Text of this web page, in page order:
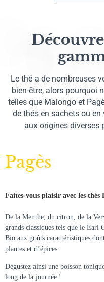
Le thé a de nombreuses
bien-être, alors pourquoi
telles que Malongo et
de thés en sachets ou
aux origines diverses
Pagès
Faites-vous plaisir avec les thés
De la Menthe, du citron, de la
grands classiques tels que le Earl
Bio aux goûts caractéristiques
plantes et d’épices.
Dégustez ainsi une boisson
long de la journée !